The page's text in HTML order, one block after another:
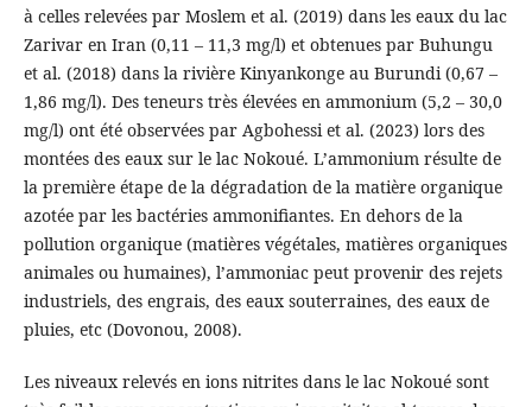
à celles relevées par Moslem et al. (2019) dans les eaux du lac
Zarivar en Iran (0,11 – 11,3 mg/l) et obtenues par Buhungu
et al. (2018) dans la rivière Kinyankonge au Burundi (0,67 –
1,86 mg/l). Des teneurs très élevées en ammonium (5,2 – 30,0
mg/l) ont été observées par Agbohessi et al. (2023) lors des
montées des eaux sur le lac Nokoué. L’ammonium résulte de
la première étape de la dégradation de la matière organique
azotée par les bactéries ammonifiantes. En dehors de la
pollution organique (matières végétales, matières organiques
animales ou humaines), l’ammoniac peut provenir des rejets
industriels, des engrais, des eaux souterraines, des eaux de
pluies, etc (Dovonou, 2008).
Les niveaux relevés en ions nitrites dans le lac Nokoué sont